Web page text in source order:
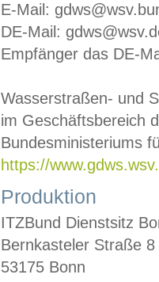
E-Mail:
DE-Mail:
Empfänger das DE-
Wasserstraßen- und
im Geschäftsbereich
Bundesministeriums
https://
Produktion
ITZBund Dienstsitz
Bernkasteler Straße 8
53175 Bonn